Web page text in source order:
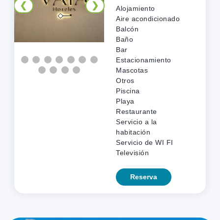
❮ ❯
Boca de la
Ciénaga la
Caimanera
Sitios
Ver más
Casa de la
Cultura de
Cultura
Ver más
❮ ❯
Ciénaga de la
❮ ❯
Alojamiento
Aire acondicionado
Balcón
Baño
Bar
Estacionamiento
Mascotas
Otros
Piscina
Playa
Restaurante
Servicio a la
habitación
Servicio de WI FI
Televisión
Reserva